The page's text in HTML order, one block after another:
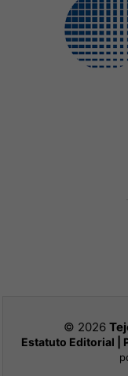
© 2026
Estatuto Editorial